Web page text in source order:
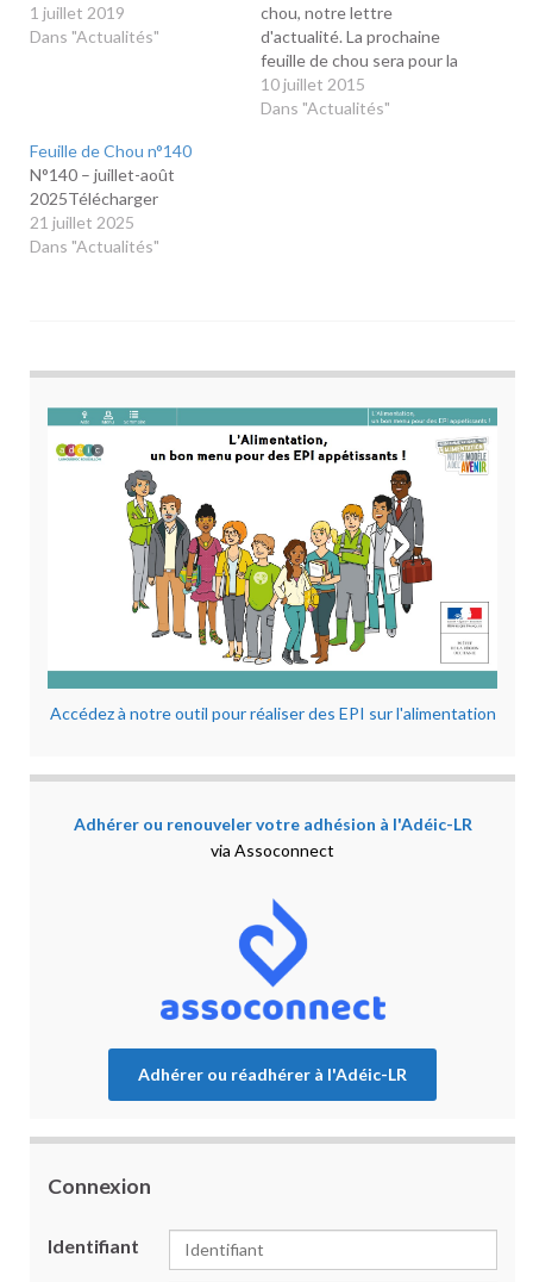
1 juillet 2019
Dans "Actualités"
chou, notre lettre
d'actualité. La prochaine
feuille de chou sera pour la
rentrée, en attendant nous
vous souhaitons de bonnes
10 juillet 2015
Dans "Actualités"
Feuille de Chou n°140
N°140 – juillet-août
2025Télécharger
21 juillet 2025
Dans "Actualités"
Accédez à notre outil pour réaliser des EPI sur l'alimentation
Adhérer ou renouveler votre adhésion à l'Adéic-LR
via Assoconnect
Adhérer ou réadhérer à l'Adéic-LR
Connexion
Identifiant